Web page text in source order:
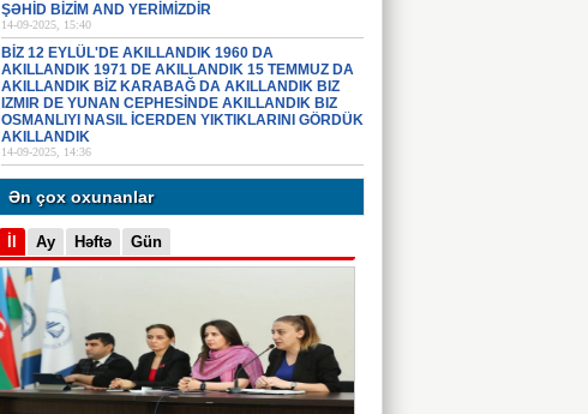
ŞƏHİD BİZİM AND YERİMİZDİR
14-09-2025, 15:40
BİZ 12 EYLÜL'DE AKILLANDIK 1960 DA
AKILLANDIK 1971 DE AKILLANDIK 15 TEMMUZ DA
AKILLANDIK BİZ KARABAĞ DA AKILLANDIK BIZ
IZMIR DE YUNAN CEPHESİNDE AKILLANDIK BIZ
OSMANLIYI NASIL İCERDEN YIKTIKLARINI GÖRDÜK
AKILLANDIK
14-09-2025, 14:36
Ən çox oxunanlar
Ay Həftə Gün